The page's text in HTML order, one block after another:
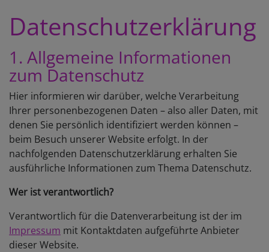
Datenschutzerklärung
1. Allgemeine Informationen
zum Datenschutz
Hier informieren wir darüber, welche Verarbeitung
Ihrer personenbezogenen Daten – also aller Daten, mit
denen Sie persönlich identifiziert werden können –
beim Besuch unserer Website erfolgt. In der
nachfolgenden Datenschutzerklärung erhalten Sie
ausführliche Informationen zum Thema Datenschutz.
Wer ist verantwortlich?
Verantwortlich für die Datenverarbeitung ist der im
Impressum mit Kontaktdaten aufgeführte Anbieter
dieser Website.